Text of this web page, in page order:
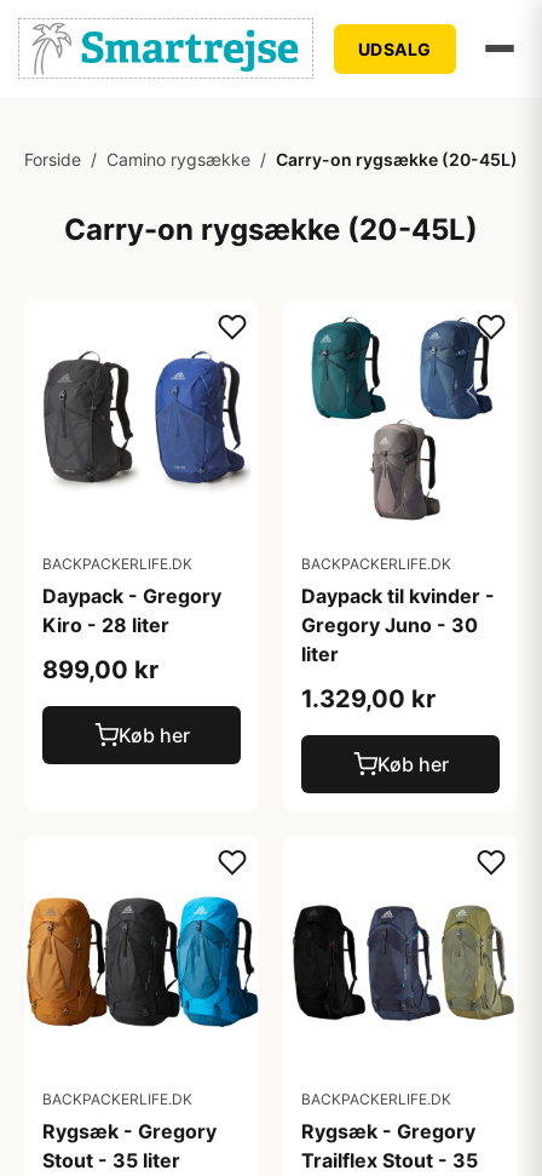
UDSALG
Forside / Camino rygsække / Carry-on rygsække (20-45L)
Carry-on rygsække (20-45L)
BACKPACKERLIFE.DK
Daypack - Gregory
Kiro - 28 liter
899,00 kr
Køb her
BACKPACKERLIFE.DK
Daypack til kvinder -
Gregory Juno - 30
liter
1.329,00 kr
Køb her
BACKPACKERLIFE.DK
Rygsæk - Gregory
Stout - 35 liter
BACKPACKERLIFE.DK
Rygsæk - Gregory
Trailflex Stout - 35